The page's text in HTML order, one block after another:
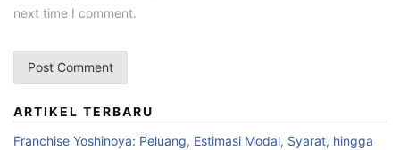
next time I comment.
ARTIKEL TERBARU
Franchise Yoshinoya: Peluang, Estimasi Modal, Syarat, hingga